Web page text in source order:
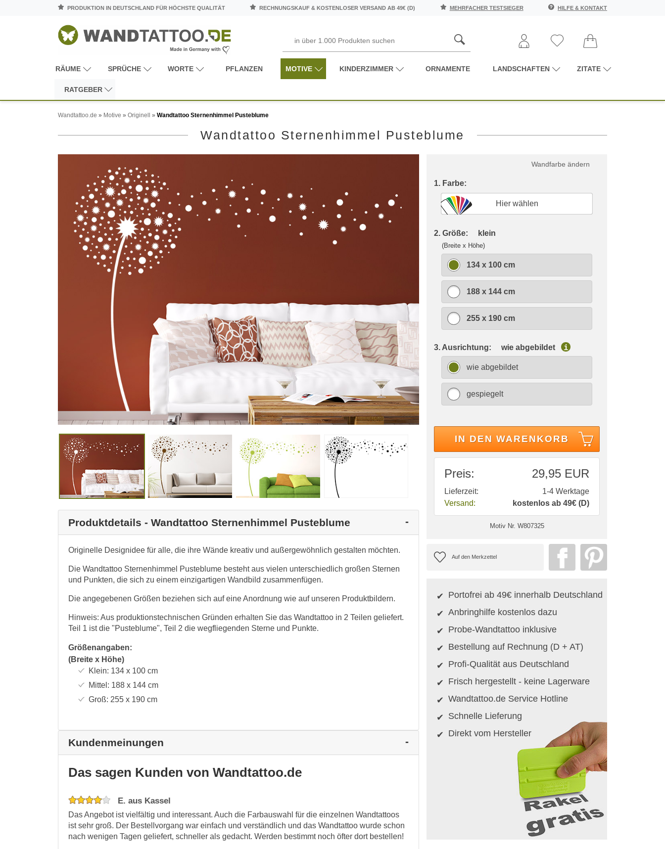
PRODUKTION IN DEUTSCHLAND FÜR HÖCHSTE QUALITÄT RECHNUNGSKAUF & KOSTENLOSER VERSAND AB 49€ (D) MEHRFACHER TESTSIEGER HILFE & KONTAKT
RÄUME SPRÜCHE WORTE PFLANZEN MOTIVE KINDERZIMMER ORNAMENTE LANDSCHAFTEN ZITATE
RATGEBER
Wandtattoo.de » Motive » Originell » Wandtattoo Sternenhimmel Pusteblume
Wandtattoo Sternenhimmel Pusteblume
Produktdetails - Wandtattoo Sternenhimmel Pusteblume
Originelle Designidee für alle, die ihre Wände kreativ und außergewöhnlich gestalten möchten.
Die Wandtattoo Sternenhimmel Pusteblume besteht aus vielen unterschiedlich großen Sternen
und Punkten, die sich zu einem einzigartigen Wandbild zusammenfügen.
Die angegebenen Größen beziehen sich auf eine Anordnung wie auf unseren Produktbildern.
Hinweis: Aus produktionstechnischen Gründen erhalten Sie das Wandtattoo in 2 Teilen geliefert.
Teil 1 ist die "Pusteblume", Teil 2 die wegfliegenden Sterne und Punkte.
Größenangaben:
(Breite x Höhe)
Klein: 134 x 100cm
Mittel: 188 x 144cm
Groß: 255 x 190cm
Kundenmeinungen
Das sagen Kunden von Wandtattoo.de
E. aus Kassel
Das Angebot ist vielfältig und interessant. Auch die Farbauswahl für die einzelnen Wandtattoos
ist sehr groß. Der Bestellvorgang war einfach und verständlich und das Wandtattoo wurde schon
nach wenigen Tagen geliefert, schneller als gedacht. Werden bestimmt noch öfter dort bestellen!
Wandfarbe ändern
1. Farbe:
Hier wählen
2. Größe: klein
(Breite x Höhe)
134 x 100 cm
188 x 144 cm
255 x 190 cm
3. Ausrichtung: wie abgebildet i
wie abgebildet
gespiegelt
IN DEN WARENKORB
Preis: 29,95 EUR
Lieferzeit:
1-4 Werktage
Versand:
kostenlos ab 49€ (D)
Motiv Nr. W807325
Portofrei ab 49€ innerhalb Deutschland
Anbringhilfe kostenlos dazu
Probe-Wandtattoo inklusive
Bestellung auf Rechnung (D + AT)
Profi-Qualität aus Deutschland
Frisch hergestellt - keine Lagerware
Wandtattoo.de Service Hotline
Schnelle Lieferung
Direkt vom Hersteller